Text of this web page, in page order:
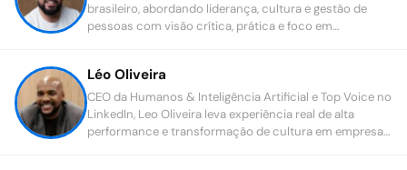
brasileiro, abordando liderança, cultura e gestão de
pessoas com visão crítica, prática e foco em
Léo Oliveira
CEO da Humanos & Inteligência Artificial e Top Voice no
LinkedIn, Leo Oliveira leva experiência real de alta
performance e transformação de cultura em empresas